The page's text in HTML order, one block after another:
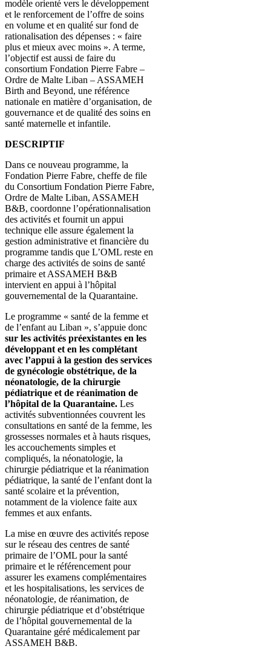
modèle orienté vers le développement
et le renforcement de l’offre de soins
en volume et en qualité sur fond de
rationalisation des dépenses : « faire
plus et mieux avec moins ». A terme,
l’objectif est aussi de faire du
consortium Fondation Pierre Fabre –
Ordre de Malte Liban – ASSAMEH
Birth and Beyond, une référence
nationale en matière d’organisation, de
gouvernance et de qualité des soins en
santé maternelle et infantile.
DESCRIPTIF
Dans ce nouveau programme, la
Fondation Pierre Fabre, cheffe de file
du Consortium Fondation Pierre Fabre,
Ordre de Malte Liban, ASSAMEH
B&B, coordonne l’opérationnalisation
des activités et fournit un appui
technique elle assure également la
gestion administrative et financière du
programme tandis que L’OML reste en
charge des activités de soins de santé
primaire et ASSAMEH B&B
intervient en appui à l’hôpital
gouvernemental de la Quarantaine.
Le programme « santé de la femme et
de l’enfant au Liban », s’appuie donc
sur les activités préexistantes en les
développant et en les complétant
avec l’appui à la gestion des services
de gynécologie obstétrique, de la
néonatologie, de la chirurgie
pédiatrique et de réanimation de
l’hôpital de la Quarantaine. Les
activités subventionnées couvrent les
consultations en santé de la femme, les
grossesses normales et à hauts risques,
les accouchements simples et
compliqués, la néonatologie, la
chirurgie pédiatrique et la réanimation
pédiatrique, la santé de l’enfant dont la
santé scolaire et la prévention,
notamment de la violence faite aux
femmes et aux enfants.
La mise en œuvre des activités repose
sur le réseau des centres de santé
primaire de l’OML pour la santé
primaire et le référencement pour
assurer les examens complémentaires
et les hospitalisations, les services de
néonatologie, de réanimation, de
chirurgie pédiatrique et d’obstétrique
de l’hôpital gouvernemental de la
Quarantaine géré médicalement par
ASSAMEH B&B.